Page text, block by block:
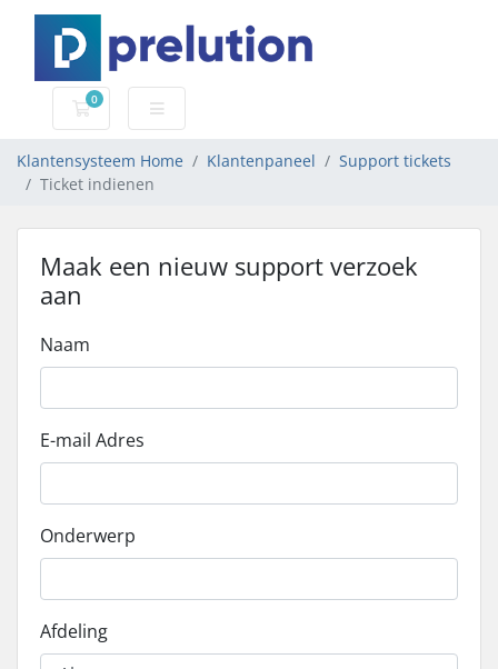
0
Winkelwagen
Klantensysteem Home Klantenpaneel
Support tickets
Ticket indienen
Maak een nieuw support verzoek
aan
Naam
E-mail Adres
Onderwerp
Afdeling